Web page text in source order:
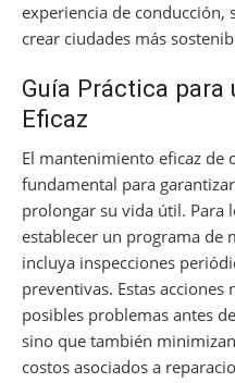
experiencia de conducción,
crear ciudades más
Guía Práctica
Eficaz
El mantenimiento eficaz de
fundamental para
prolongar su vida útil. Para
establecer un programa de
incluya inspecciones
preventivas. Estas
posibles problemas antes
sino que también
costos asociados a